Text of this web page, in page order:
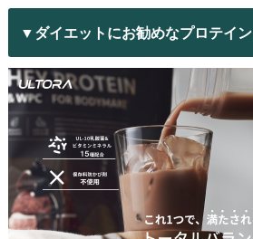
▼ダイエットにお勧めなプロテイン